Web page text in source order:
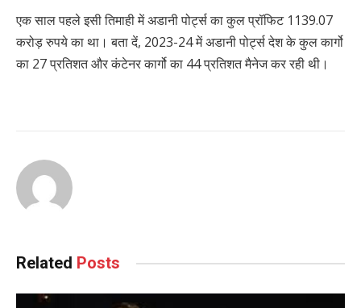
एक साल पहले इसी तिमाही में अडानी पोर्ट्स का कुल प्रॉफिट 1139.07
करोड़ रुपये का था। बता दें, 2023-24 में अडानी पोर्ट्स देश के कुल कार्गो
का 27 प्रतिशत और कंटेनर कार्गो का 44 प्रतिशत मैनेज कर रही थी।
Related Posts